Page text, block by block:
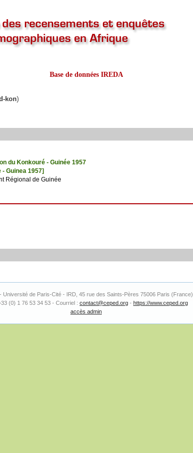
Base de données IREDA
kon)
du Konkouré - Guinée 1957
Guinea 1957]
Régional de Guinée
Université de Paris-Cité - IRD, 45 rue des Saints-Pères 75006 Paris (France)
(0) 1 76 53 34 53 - Courriel : contact@ceped.org - https://www.ceped.org
accès admin